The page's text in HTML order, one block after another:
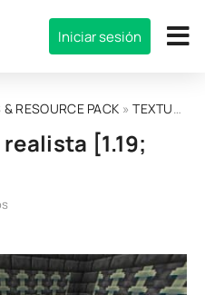
Iniciar sesión
RESOURCE PACK »TEXTURAS
[1.19;